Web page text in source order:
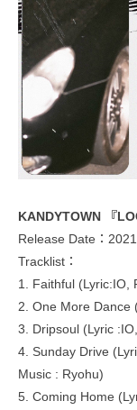
KANDYTOWN 『
Release Date：
Tracklist：
1. Faithful (Lyric:IO,
2. One More Dance
3. Dripsoul (Lyric
4. Sunday Drive
Music : Ryohu)
5. Coming Home